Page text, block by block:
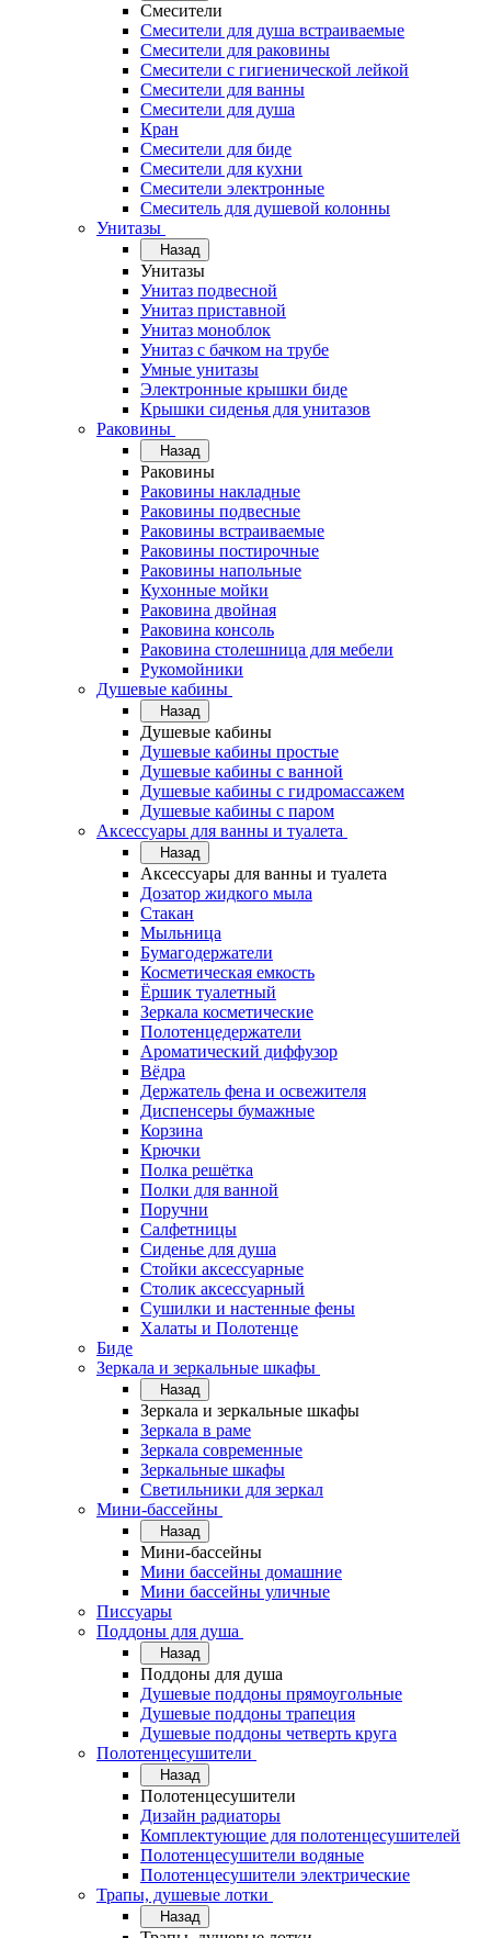
Смесители
Смесители для душа встраиваемые
Смесители для раковины
Смесители с гигиенической лейкой
Смесители для ванны
Смесители для душа
Кран
Смесители для биде
Смесители для кухни
Смесители электронные
Смеситель для душевой колонны
Унитазы
Назад
Унитазы
Унитаз подвесной
Унитаз приставной
Унитаз моноблок
Унитаз с бачком на трубе
Умные унитазы
Электронные крышки биде
Крышки сиденья для унитазов
Раковины
Назад
Раковины
Раковины накладные
Раковины подвесные
Раковины встраиваемые
Раковины постирочные
Раковины напольные
Кухонные мойки
Раковина двойная
Раковина консоль
Раковина столешница для мебели
Рукомойники
Душевые кабины
Назад
Душевые кабины
Душевые кабины простые
Душевые кабины с ванной
Душевые кабины с гидромассажем
Душевые кабины с паром
Аксессуары для ванны и туалета
Назад
Аксессуары для ванны и туалета
Дозатор жидкого мыла
Стакан
Мыльница
Бумагодержатели
Косметическая емкость
Ёршик туалетный
Зеркала косметические
Полотенцедержатели
Ароматический диффузор
Вёдра
Держатель фена и освежителя
Диспенсеры бумажные
Корзина
Крючки
Полка решётка
Полки для ванной
Поручни
Салфетницы
Сиденье для душа
Стойки аксессуарные
Столик аксессуарный
Сушилки и настенные фены
Халаты и Полотенце
Биде
Зеркала и зеркальные шкафы
Назад
Зеркала и зеркальные шкафы
Зеркала в раме
Зеркала современные
Зеркальные шкафы
Светильники для зеркал
Мини-бассейны
Назад
Мини-бассейны
Мини бассейны домашние
Мини бассейны уличные
Писсуары
Поддоны для душа
Назад
Поддоны для душа
Душевые поддоны прямоугольные
Душевые поддоны трапеция
Душевые поддоны четверть круга
Полотенцесушители
Назад
Полотенцесушители
Дизайн радиаторы
Комплектующие для полотенцесушителей
Полотенцесушители водяные
Полотенцесушители электрические
Трапы, душевые лотки
Назад